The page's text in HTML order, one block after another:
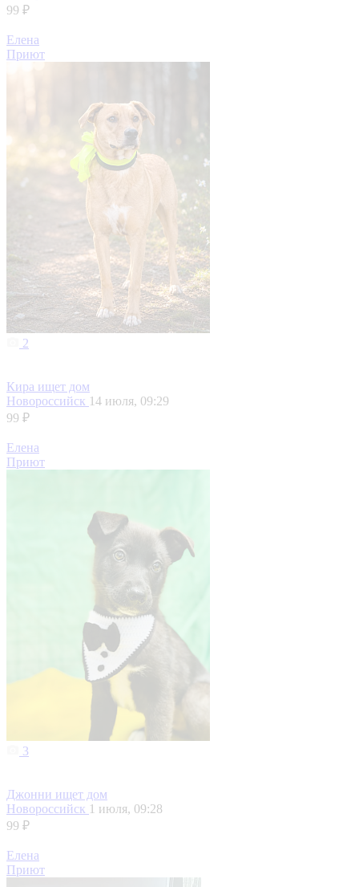
99 ₽
Елена
Приют
2
Кира ищет дом
Новороссийск 14 июля, 09:29
99 ₽
Елена
Приют
3
Джонни ищет дом
Новороссийск 1 июля, 09:28
99 ₽
Елена
Приют